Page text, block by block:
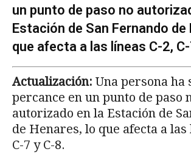
un punto de paso no
Estación de San Fernando de
que afecta a las líneas C-2,
Actualización: Una persona ha
percance en un punto de paso
autorizado en la Estación de
de Henares, lo que afecta a las
C-7 y C-8.